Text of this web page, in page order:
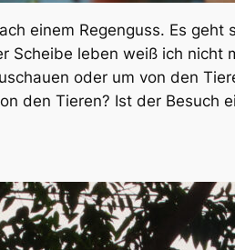
einem Regenguss. Es
Scheibe leben weiß ich nicht
oder um von den
den Tieren? Ist der Besuch